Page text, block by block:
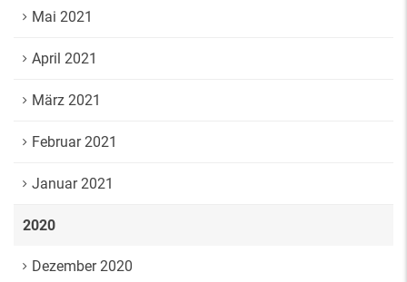
Mai 2021
April 2021
März 2021
Februar 2021
Januar 2021
2020
Dezember 2020